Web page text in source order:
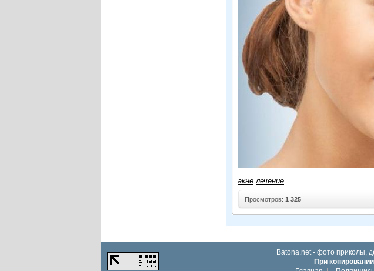
акне лечение
Просмотров: 1 325
Batona.net - фото приколы,
При